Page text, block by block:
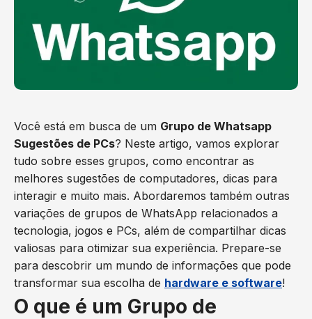
Você está em busca de um Grupo de Whatsapp
Sugestões de PCs? Neste artigo, vamos explorar
tudo sobre esses grupos, como encontrar as
melhores sugestões de computadores, dicas para
interagir e muito mais. Abordaremos também outras
variações de grupos de WhatsApp relacionados a
tecnologia, jogos e PCs, além de compartilhar dicas
valiosas para otimizar sua experiência. Prepare-se
para descobrir um mundo de informações que pode
transformar sua escolha de hardware e software!
O que é um Grupo de